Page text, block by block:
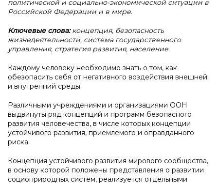
политической и социально-экономической ситуации в
Российской Федерации и в мире.
Ключевые слова:концепция, безопасность
жизнедеятельности, система государственного
управления, стратегия развития, население.
Каждому человеку необходимо знать о том, как
обезопасить себя от негативного воздействия внешней
и внутренний среды.
Различными учреждениями и организациями ООН
выдвинуты ряд концепций и программ безопасного
развития человечества, в числе которых концепции
устойчивого развития, приемлемого и оправданного
риска.
Концепция устойчивого развития мирового сообщества,
в основу которой положены представления о развитии
социоприродных систем, реализуется отдельными